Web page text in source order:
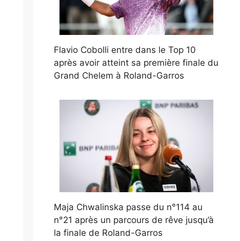
Flavio Cobolli entre dans le Top 10
après avoir atteint sa première finale du
Grand Chelem à Roland-Garros
Maja Chwalinska passe du n°114 au
n°21 après un parcours de rêve jusqu’à
la finale de Roland-Garros